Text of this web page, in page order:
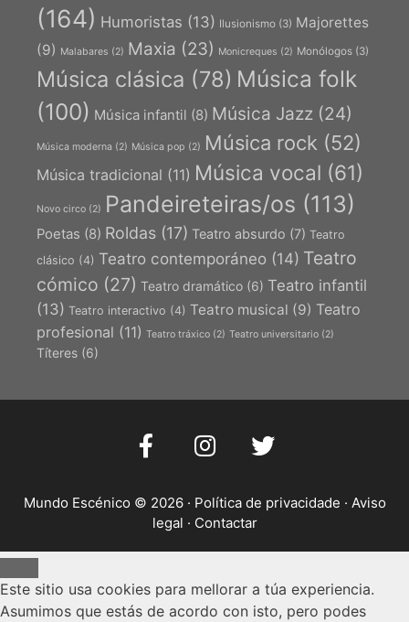
(164) Humoristas (13) Ilusionismo (3) Majorettes
(9) Malabares (2) Maxia (23) Monicreques (2) Monólogos (3)
Música clásica (78) Música folk
(100) Música infantil (8) Música Jazz (24)
Música moderna (2) Música pop (2) Música rock (52)
Música tradicional (11) Música vocal (61)
Novo circo (2) Pandeireteiras/os (113)
Poetas (8) Roldas (17) Teatro absurdo (7) Teatro
clásico (4) Teatro contemporáneo (14) Teatro
cómico (27) Teatro dramático (6) Teatro infantil
(13) Teatro interactivo (4) Teatro musical (9) Teatro
profesional (11) Teatro tráxico (2) Teatro universitario (2)
Títeres (6)
Mundo Escénico © 2026 · Política de privacidade · Aviso
legal · Contactar
Close
Este sitio usa cookies para mellorar a túa experiencia.
Asumimos que estás de acordo con isto, pero podes